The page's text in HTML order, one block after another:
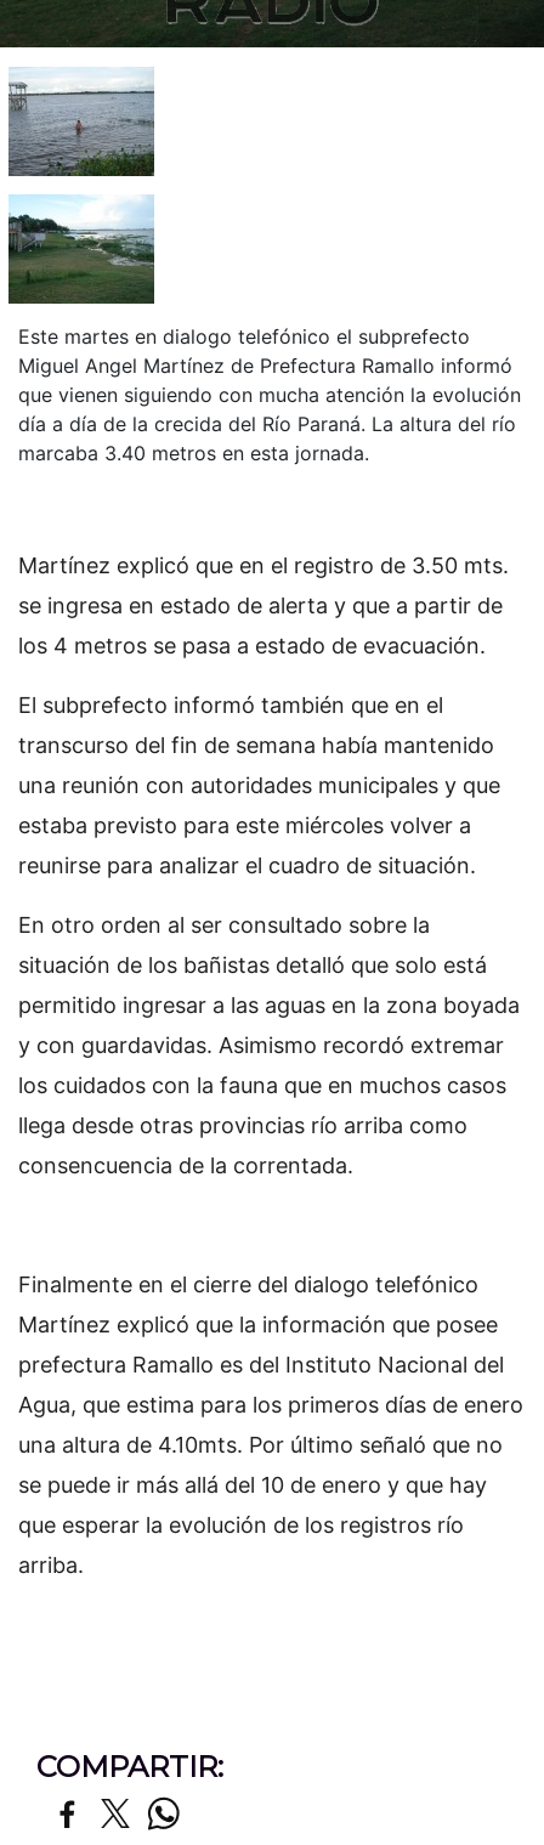
Este martes en dialogo telefónico el subprefecto
Miguel Angel Martínez de Prefectura Ramallo informó
que vienen siguiendo con mucha atención la evolución
día a día de la crecida del Río Paraná. La altura del río
marcaba 3.40 metros en esta jornada.
Martínez explicó que en el registro de 3.50 mts.
se ingresa en estado de alerta y que a partir de
los 4 metros se pasa a estado de evacuación.
El subprefecto informó también que en el
transcurso del fin de semana había mantenido
una reunión con autoridades municipales y que
estaba previsto para este miércoles volver a
reunirse para analizar el cuadro de situación.
En otro orden al ser consultado sobre la
situación de los bañistas detalló que solo está
permitido ingresar a las aguas en la zona boyada
y con guardavidas. Asimismo recordó extremar
los cuidados con la fauna que en muchos casos
llega desde otras provincias río arriba como
consencuencia de la correntada.
Finalmente en el cierre del dialogo telefónico
Martínez explicó que la información que posee
prefectura Ramallo es del Instituto Nacional del
Agua, que estima para los primeros días de enero
una altura de 4.10mts. Por último señaló que no
se puede ir más allá del 10 de enero y que hay
que esperar la evolución de los registros río
arriba.
COMPARTIR: